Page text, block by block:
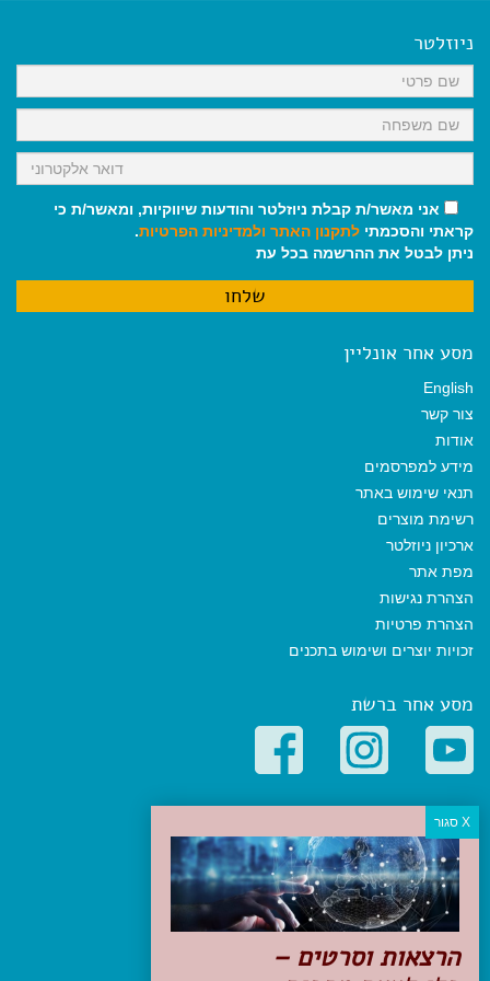
k
p
m
ניוזלטר
אני מאשר/ת קבלת ניוזלטר והודעות שיווקיות, ומאשר/ת כי
קראתי והסכמתי לתקנון האתר ולמדיניות הפרטיות.
ניתן לבטל את ההרשמה בכל עת
מסע אחר אונליין
English
צור קשר
אודות
מידע למפרסמים
תנאי שימוש באתר
רשימת מוצרים
ארכיון ניוזלטר
מפת אתר
הצהרת נגישות
הצהרת פרטיות
זכויות יוצרים ושימוש בתכנים
מסע אחר ברשת
קטגוריות פופולריות
יעדים
טיולים בישראל
מלונות בוטיק בישראל
טיפים והמלצות
הכנות לנסיעה
הרצאות וסרטים –